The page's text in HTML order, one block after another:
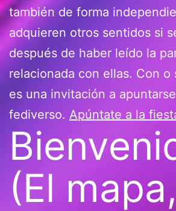
también de forma
adquieren otros sentidos si
después de haber leído la
relacionada con ellas. Con o
es una invitación a
fediverso. Apúntate a la
(El